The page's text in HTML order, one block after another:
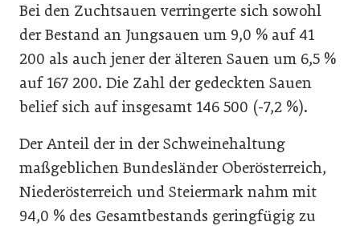
Bei den Zuchtsauen verringerte sich sowohl
der Bestand an Jungsauen um 9,0 % auf 41
200 als auch jener der älteren Sauen um 6,5 %
auf 167 200. Die Zahl der gedeckten Sauen
belief sich auf insgesamt 146 500 (-7,2 %).
Der Anteil der in der Schweinehaltung
maßgeblichen Bundesländer Oberösterreich,
Niederösterreich und Steiermark nahm mit
94,0 % des Gesamtbestands geringfügig zu